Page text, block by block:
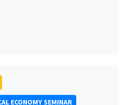
ECONOMY SEMINAR